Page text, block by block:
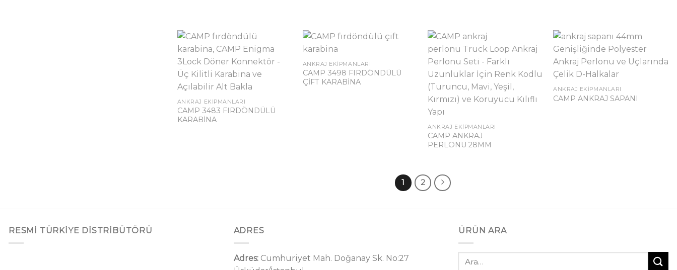
ANKRAJ EKIPMANLARI
CAMP 3483 FIRDÖNDÜLÜ
KARABİNA
ANKRAJ EKIPMANLARI
CAMP 3498 FIRDÖNDÜLÜ
ÇİFT KARABİNA
ANKRAJ EKIPMANLARI
CAMP ANKRAJ
PERLONU 28MM
ANKRAJ EKIPMANLARI
CAMP ANKRAJ SAPANI
1 2
RESMI TÜRKIYE DISTRIBÜTÖRÜ ADRES
Adres:Cumhuriyet Mah. Doğanay Sk. No:27
ÜRÜN ARA
Ara: